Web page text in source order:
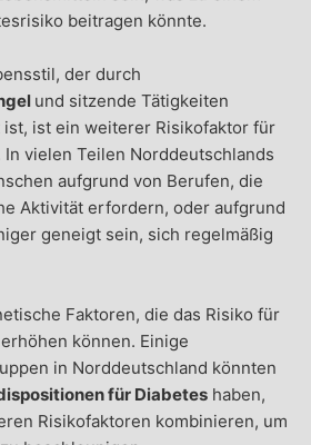
beitragen könnte.
der durch
und sitzende Tätigkeiten
ist ein weiterer Risikofaktor für
vielen Teilen Norddeutschlands
aufgrund von Berufen, die
Aktivität erfordern, oder aufgrund
geneigt sein, sich regelmäßig
Faktoren, die das Risiko für
können. Einige
in Norddeutschland könnten
für Diabeteshaben,
Risikofaktoren kombinieren, um